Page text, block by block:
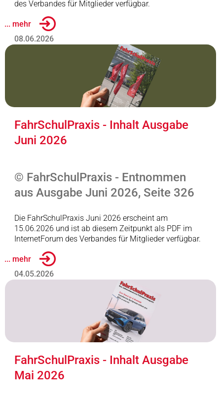
des Verbandes für Mitglieder verfügbar.
... mehr
08.06.2026
FahrSchulPraxis - Inhalt Ausgabe
Juni 2026
© FahrSchulPraxis - Entnommen
aus Ausgabe Juni 2026, Seite 326
Die FahrSchulPraxis Juni 2026 erscheint am
15.06.2026 und ist ab diesem Zeitpunkt als PDF im
InternetForum des Verbandes für Mitglieder verfügbar.
... mehr
04.05.2026
FahrSchulPraxis - Inhalt Ausgabe
Mai 2026